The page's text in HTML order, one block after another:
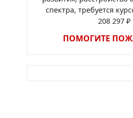
спектра, требуется
208 297 ₽
ПОМОГИТЕ